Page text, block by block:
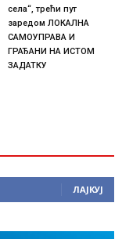
села“, трећи пут
заредом ЛОКАЛНА
САМОУПРАВА И
ГРАЂАНИ НА ИСТОМ
ЗАДАТКУ
ЛАЈКУЈ